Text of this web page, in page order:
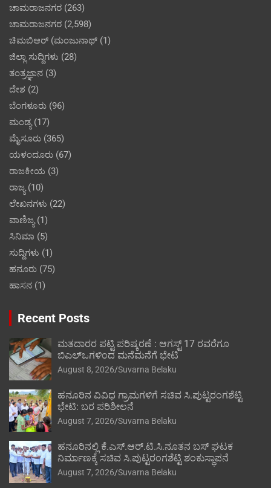
ಚಾಮರಾಜನಗರ (263)
ಚಾಮರಾಜನಗರ (2,598)
ಚಿಮಬಿಆರ್ (ಮಂಜುನಾಥ್ (1)
ಜಿಲ್ಲಾ ಸುದ್ದಿಗಳು (28)
ತಂತ್ರಜ್ಞಾನ (3)
ದೇಶ (2)
ಬೆಂಗಳೂರು (96)
ಮಂಡ್ಯ(17)
ಮೈಸೂರು (365)
ಯಳಂದೂರು (67)
ರಾಜಕೀಯ (3)
ರಾಜ್ಯ(10)
ಲೇಖನಗಳು (22)
ವಾಣಿಜ್ಯ(1)
ಸಿನಿಮಾ (5)
ಸುದ್ದಿಗಳು (1)
ಹನೂರು (75)
ಹಾಸನ (1)
Recent Posts
ಮತದಾರರ ಪಟ್ಟಿ ಪರಿಷ್ಕರಣೆ : ಆಗಸ್ಟ್ 17 ರವರೆಗೂ
ಬಿಎಲ್‍ಒಗಳಿಂದ ಮನೆಮನೆಗೆ ಭೇಟಿ
August 8, 2026 Suvarna Belaku
ಹನೂರಿನ ವಿವಿಧ ಗ್ರಾಮಗಳಿಗೆ ಸಚಿವ ಸಿ.ಪುಟ್ಟರಂಗಶೆಟ್ಟಿ
ಭೇಟಿ: ಬರ ಪರಿಶೀಲನೆ
August 7, 2026 Suvarna Belaku
ಹನೂರಿನಲ್ಲಿ ಕೆ.ಎಸ್.ಆರ್.ಟಿ.ಸಿ.ನೂತನ ಬಸ್ ಘಟಕ
ನಿರ್ಮಾಣಕ್ಕೆ ಸಚಿವ ಸಿ.ಪುಟ್ಟರಂಗಶೆಟ್ಟಿ ಶಂಕುಸ್ಥಾಪನೆ
August 7, 2026 Suvarna Belaku